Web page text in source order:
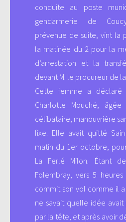
conduite au poste
gendarmerie de Coucy-
prévenue de suite, vint la
la matinée du 2 pour la
d’arrestation et la
devant M. le procureur de
Cette femme a déclaré
Charlotte Mouché,
célibataire, manouvrière
fixe. Elle avait quitté
matin du 1er octobre,
La Ferlé Milon. Étant
Folembray, vers 5
commit son vol comme il
ne savait quelle idée avait
par la tête, et après avoir